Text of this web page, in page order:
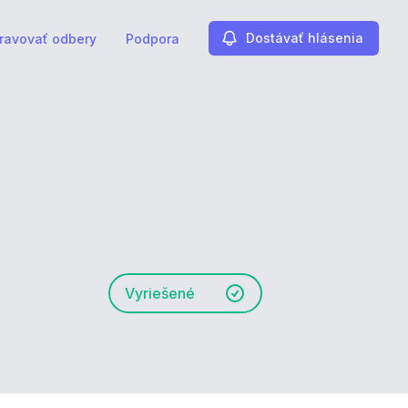
odbery Podpora Dostávať hlásenia
Vyriešené